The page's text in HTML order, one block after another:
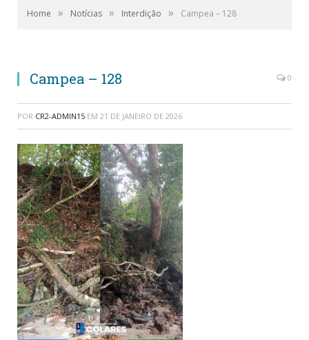
Home » Notícias » Interdição » Campea – 128
Campea – 128 0
POR CR2-ADMIN15 EM 21 DE JANEIRO DE 2026